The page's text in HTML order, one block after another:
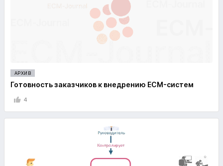
АРХИВ
Готовность заказчиков к внедрению ECM-систем
4